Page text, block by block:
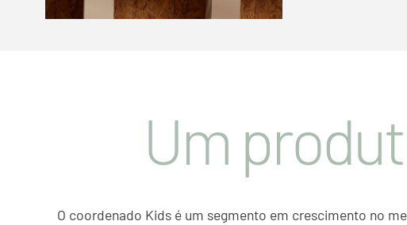
Um
O coordenado Kids é um segmento em crescimento no